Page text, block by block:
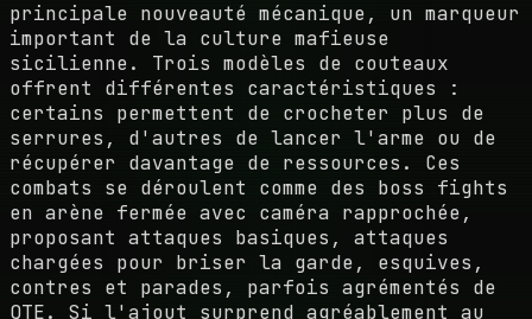
principale nouveauté mécanique, un marqueur
important de la culture mafieuse
sicilienne. Trois modèles de couteaux
offrent différentes caractéristiques :
certains permettent de crocheter plus de
serrures, d'autres de lancer l'arme ou de
récupérer davantage de ressources. Ces
combats se déroulent comme des boss fights
en arène fermée avec caméra rapprochée,
proposant attaques basiques, attaques
chargées pour briser la garde, esquives,
contres et parades, parfois agrémentés de
QTE. Si l'ajout surprend agréablement au